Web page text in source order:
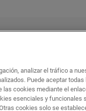
de vinilo en
bastará con disponer
limpio. ¿Va a
No se preocupe: es
analizar el tráfico a
Puede aceptar todas
las cookies mediante el
esenciales y funcionales
cookies solo se